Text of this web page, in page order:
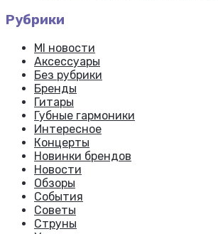
Рубрики
MI новости
Аксессуары
Без рубрики
Бренды
Гитары
Губные гармоники
Интересное
Концерты
Новинки брендов
Новости
Обзоры
События
Советы
Струны